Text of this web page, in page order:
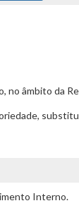
no âmbito da
Interno.